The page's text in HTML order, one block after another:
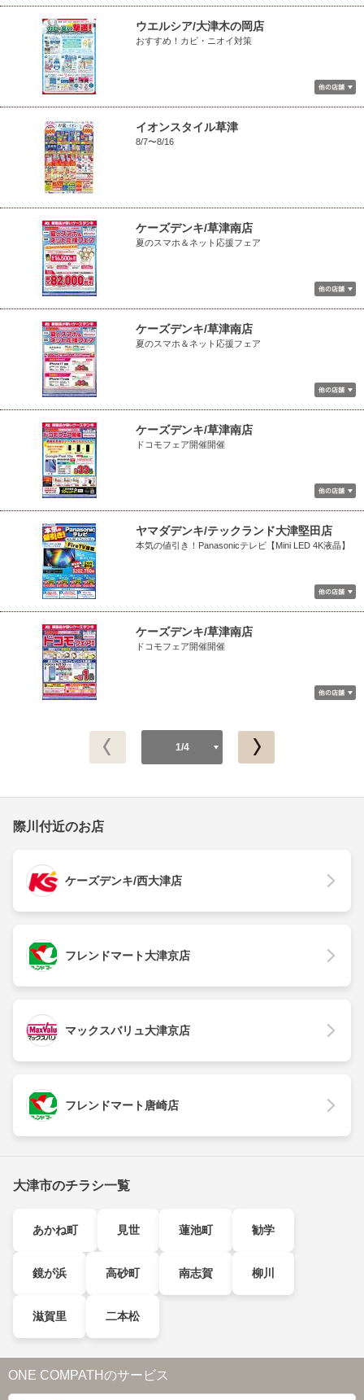
ウエルシア/大津木の岡店
おすすめ！カビ・ニオイ対策
イオンスタイル草津
8/7〜8/16
ケーズデンキ/草津南店
夏のスマホ＆ネット応援フェア
ケーズデンキ/草津南店
夏のスマホ＆ネット応援フェア
ケーズデンキ/草津南店
ドコモフェア開催開催
ヤマダデンキ/テックランド大津堅田店
本気の値引き！Panasonicテレビ【Mini LED 4K液晶】
ケーズデンキ/草津南店
ドコモフェア開催開催
1/4
際川付近のお店
ケーズデンキ/西大津店
フレンドマート大津京店
マックスバリュ大津京店
フレンドマート唐崎店
大津市のチラシ一覧
あかね町 見世 蓮池町 勧学
鏡が浜 高砂町 南志賀 柳川
滋賀里 二本松
ONE COMPATHのサービス